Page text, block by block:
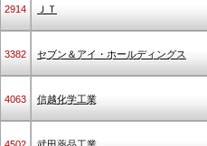
2914 ＪＴ
3382 セブン＆アイ・ホールディングス
4063 信越化学工業